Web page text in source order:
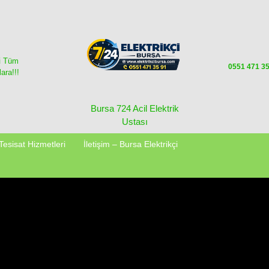
Tüm
Bursa 724 Acil Elektrik
Ustası
0551 471
Hizmetleri İletişim – Bursa Elektrikçi